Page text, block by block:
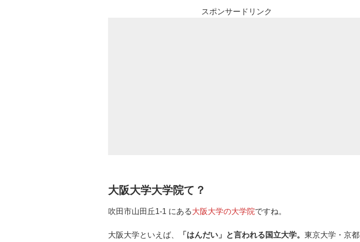
スポンサードリンク
大阪大学大学院て？
吹田市山田丘1-1 にある大阪大学の大学院ですね。
大阪大学といえば、 「はんだい」と言われる国立大学。 東京大学・京都